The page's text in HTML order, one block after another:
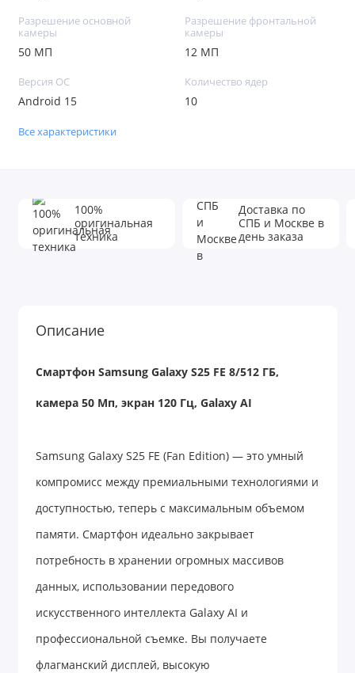
Разрешение основной
камеры
50 МП
Разрешение фронтальной
камеры
12 МП
Версия ОС
Android 15
Количество ядер
10
Все характеристики
100%
оригинальная
техника
Доставка по
СПБ и Москве в
день заказа
Описание
Смартфон Samsung Galaxy S25 FE 8/512 ГБ,
камера 50 Мп, экран 120 Гц, Galaxy AI
Samsung Galaxy S25 FE (Fan Edition) — это умный
компромисс между премиальными технологиями и
доступностью, теперь с максимальным объемом
памяти. Смартфон идеально закрывает
потребность в хранении огромных массивов
данных, использовании передового
искусственного интеллекта Galaxy AI и
профессиональной съемке. Вы получаете
флагманский дисплей, высокую